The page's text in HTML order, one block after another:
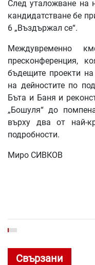
След уталожване на
кандидатстване бе
6 „Въздържал се“.
Междувременно
пресконференция,
бъдещите проекти
на дейностите по
Бъта и Баня и
„Бошуля“ до
върху два от най-
подробности.
Миро СИВКОВ
Свързани